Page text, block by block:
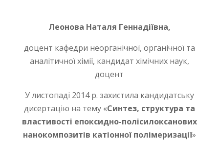
Леонова Наталя Геннадіївна,
доцент кафедри неорганічної, органічної та
аналітичної хімії, кандидат хімічних наук,
доцент
У листопаді 2014 р. захистила кандидатську
дисертацію на тему «Синтез, структура та
властивості епоксидно-полісилоксанових
нанокомпозитів катіонної полімеризації»